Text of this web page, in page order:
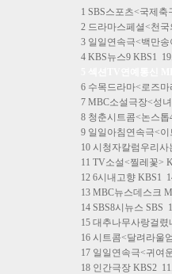
1 SBS스포츠<국제
2 드라마스페셜<천
3 일일연속극<백만
4 KBS뉴스9 KBS1
6 수목드라마<로즈
7 MBC소설극장<성
8 청춘시트콤<논스
9 일일아침연속극<
10 시청자칼럼우리
11 TV소설<찔레꽃>
12 6시내고향 KBS1
13 MBC뉴스데스크
14 SBS8시뉴스 SBS
15 대추나무사랑걸렸
16 시트콤<달려라울
17 일일연속극<귀여
18 인간극장 KBS2